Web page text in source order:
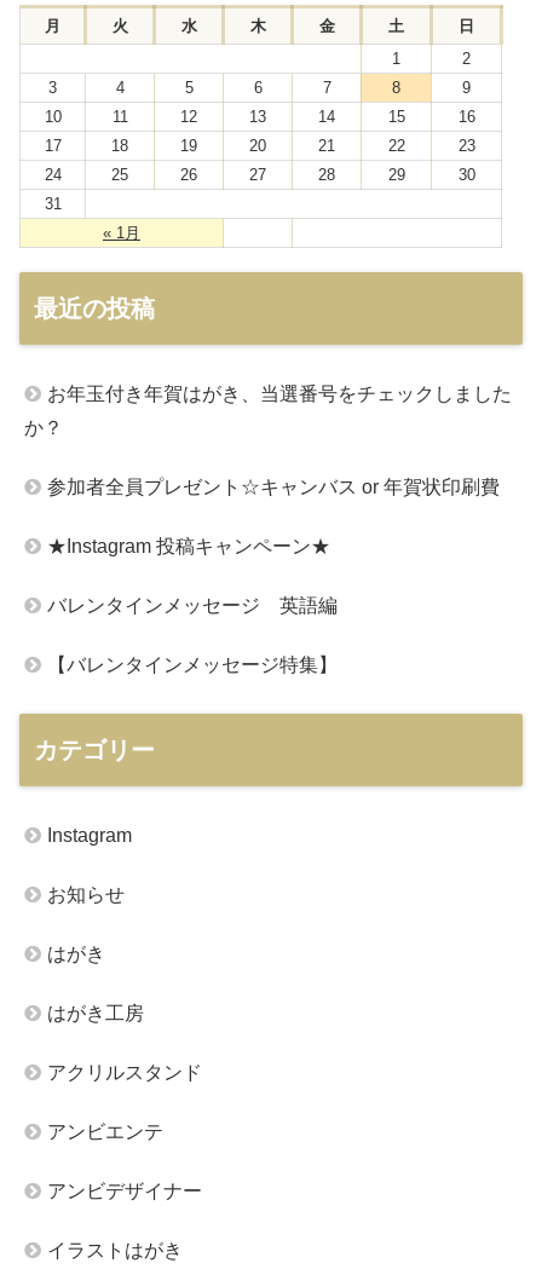
月 火 水 木 金 土 日
« 1月
1
2
3
4 5 6 7 8
9
10
11 12 13 14 15
16
17
18 19 20 21 22
23
24
25 26 27 28 29
30
31
最近の投稿
お年玉付き年賀はがき、当選番号をチェックしました
か？
参加者全員プレゼント☆キャンバス or 年賀状印刷費
★Instagram 投稿キャンペーン★
バレンタインメッセージ 英語編
【バレンタインメッセージ特集】
カテゴリー
Instagram
お知らせ
はがき
はがき工房
アクリルスタンド
アンビエンテ
アンビデザイナー
イラストはがき